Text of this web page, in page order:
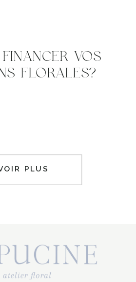
PLUS
VOS
FLORALES?